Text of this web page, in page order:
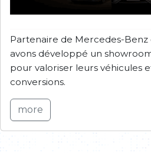
Partenaire de Mercedes-Benz
avons développé un
pour valoriser leurs véhicules
conversions.
more